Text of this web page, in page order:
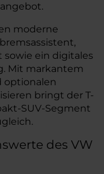
moderne
sowie ein digitales
Mit markantem
optionalen
bringt der T-
SUV-Segment
des VW